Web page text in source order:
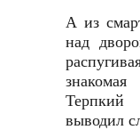
А из
над
Терпкий
выводил